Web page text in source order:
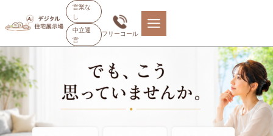
容
ス
キ
ッ
プ
営業な
し
中立運
営
フリーコール